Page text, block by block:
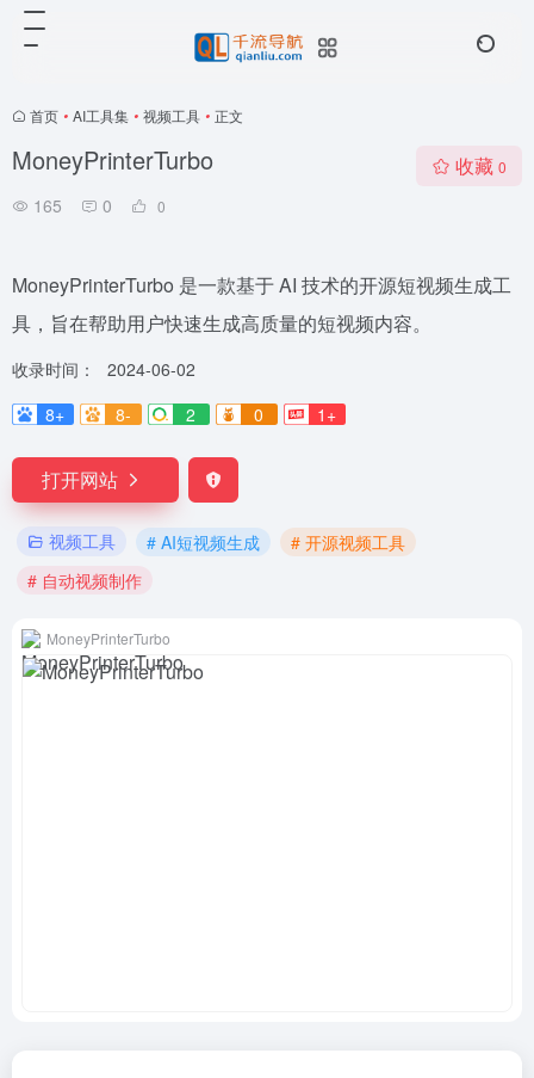
首页 • AI工具集 • 视频工具 • 正文
MoneyPrinterTurbo
165 0 0
收藏 0
MoneyPrinterTurbo 是一款基于 AI 技术的开源短视频生成工
具，旨在帮助用户快速生成高质量的短视频内容。
收录时间：
2024-06-02
8+
8- 2 0 1+
打开网站
视频工具 # AI短视频生成
# 开源视频工具
# 自动视频制作
MoneyPrinterTurbo